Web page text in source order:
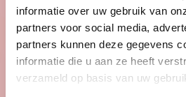
informatie over uw gebruik van
partners voor social media,
partners kunnen deze gegevens
informatie die u aan ze heeft
verzameld op basis van uw
Kinderen